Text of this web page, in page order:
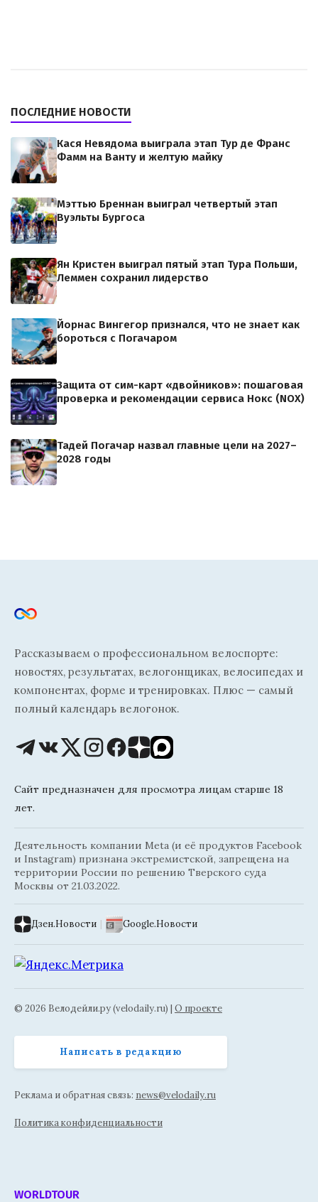
ПОСЛЕДНИЕ НОВОСТИ
Кася Невядома выиграла этап Тур де Франс
Фамм на Ванту и желтую майку
Мэттью Бреннан выиграл четвертый этап
Вуэльты Бургоса
Ян Кристен выиграл пятый этап Тура Польши,
Леммен сохранил лидерство
Йорнас Вингегор признался, что не знает как
бороться с Погачаром
Защита от сим-карт «двойников»: пошаговая
проверка и рекомендации сервиса Нокс (NOX)
Тадей Погачар назвал главные цели на 2027–
2028 годы
Рассказываем о профессиональном велоспорте:
новостях, результатах, велогонщиках, велосипедах и
компонентах, форме и тренировках. Плюс — самый
полный календарь велогонок.
Сайт предназначен для просмотра лицам старше 18
лет.
Деятельность компании Meta (и её продуктов Facebook
и Instagram) признана экстремистской, запрещена на
территории России по решению Тверского суда
Москвы от 21.03.2022.
Дзен.Новости | Google.Новости
© 2026 Велодейли.ру (velodaily.ru) | О проекте
Написать в редакцию
Реклама и обратная связь: news@velodaily.ru
Политика конфиденциальности
WORLDTOUR